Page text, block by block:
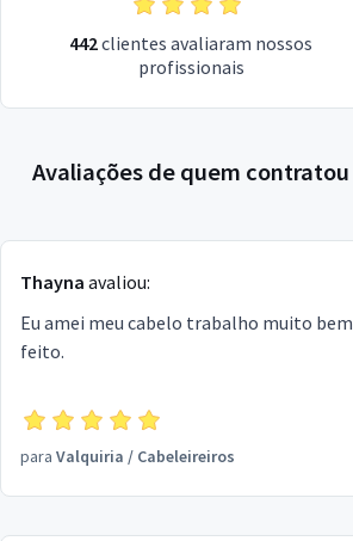
442clientes avaliaram nossos
profissionais
Avaliações de quem contratou
Thayna avaliou:
Eu amei meu cabelo trabalho muito bem
feito.
para Valquiria / Cabeleireiros